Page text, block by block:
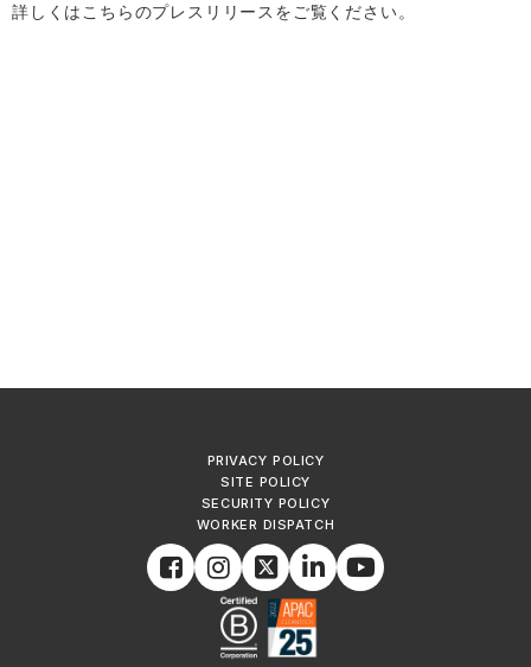
詳しくは こちらのプレスリリース をご覧ください。
PRIVACY POLICY
SITE POLICY
SECURITY POLICY
WORKER DISPATCH